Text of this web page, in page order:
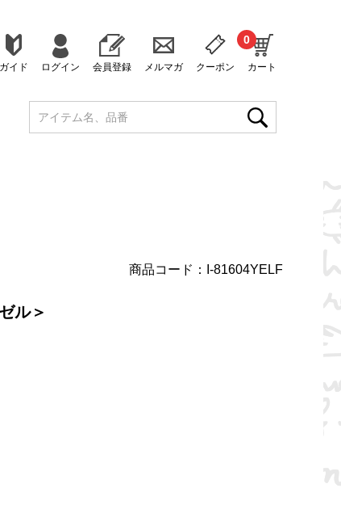
ガイド ログイン 会員登録 メルマガ クーポン カート
0
商品コード：I-81604YELF
ル＞